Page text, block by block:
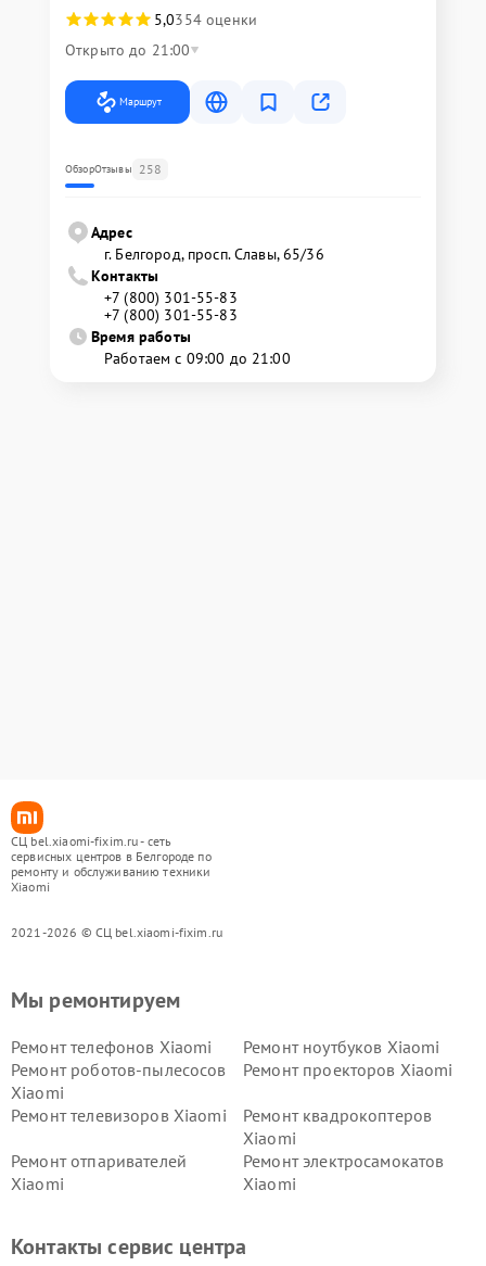
5,0354 оценки
Открыто до 21:00
Маршрут
ОбзорОтзывы 258
Адрес
г. Белгород, просп. Славы, 65/36
Контакты
+7 (800) 301-55-83
+7 (800) 301-55-83
Время работы
Работаем с 09:00 до 21:00
СЦ bel.xiaomi-fixim.ru - сеть
сервисных центров в Белгороде по
ремонту и обслуживанию техники
Xiaomi
2021-2026 © СЦ bel.xiaomi-fixim.ru
Мы ремонтируем
Ремонт телефонов Xiaomi
Ремонт ноутбуков Xiaomi
Ремонт роботов-пылесосов
Xiaomi
Ремонт проекторов Xiaomi
Ремонт телевизоров Xiaomi
Ремонт квадрокоптеров
Xiaomi
Ремонт отпаривателей
Xiaomi
Ремонт электросамокатов
Xiaomi
Ремонт стиральных машин
Ремонт смарт-часов Xiaomi
Контакты сервис центра